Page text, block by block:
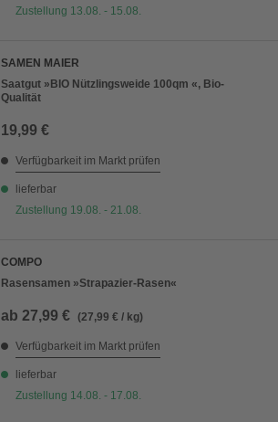
Zustellung 13.08. - 15.08.
SAMEN MAIER
Saatgut »BIO Nützlingsweide 100qm «, Bio-
Qualität
19,99 €
Verfügbarkeit im Markt prüfen
lieferbar
Zustellung 19.08. - 21.08.
COMPO
Rasensamen »Strapazier-Rasen«
ab 27,99 € (27,99 € / kg)
Verfügbarkeit im Markt prüfen
lieferbar
Zustellung 14.08. - 17.08.